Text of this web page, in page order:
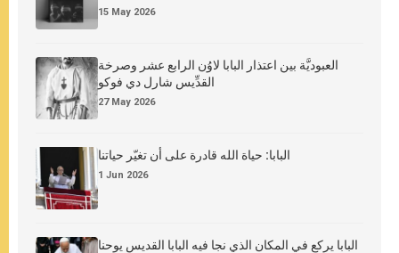
15 May 2026
العبوديَّة بين اعتذار البابا لاوُن الرابع عشر وصرخة
القدِّيس شارل دي فوكو
27 May 2026
البابا: حياة الله قادرة على أن تغيّر حياتنا
1 Jun 2026
البابا يركع في المكان الذي نجا فيه البابا القديس يوحنا